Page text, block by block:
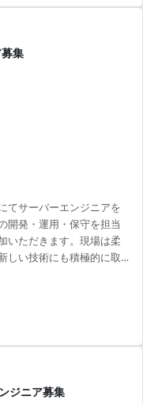
集
てサーバーエンジニアを
開発・運用・保守を担当
いただきます。現場は柔
しい技術にも積極的に取
イント】 - 大規模エンタ
きる環境 - 最新技術への
成長をサポートする社風
ジニア募集